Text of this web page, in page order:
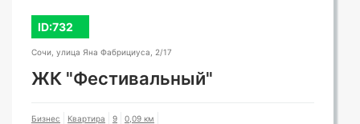
ID:732
Сочи, улица Яна Фабрициуса, 2/17
ЖК "Фестивальный"
Бизнес Квартира 9 0,09 км